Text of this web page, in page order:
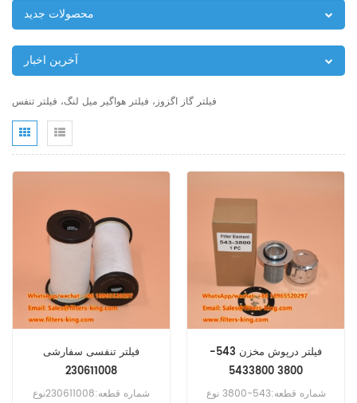
محصولات جدید
آخرین اخبار
فیلتر گاز اگزوز، فیلتر هواگیر میل لنگ، فیلتر تنفس
فیلتر تنفسی سفارشی
230611008
شماره قطعه:230611008نوع
فیلتر درپوش مخزن 543-
3800 5433800
شماره قطعه:543-3800 نوع